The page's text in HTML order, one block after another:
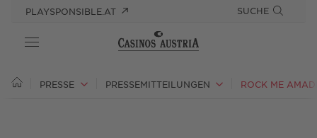
PLAYSPONSIBLE.AT SUCHE
ÜBER UNS
PRESSE PRESSEMITTEILUNGEN